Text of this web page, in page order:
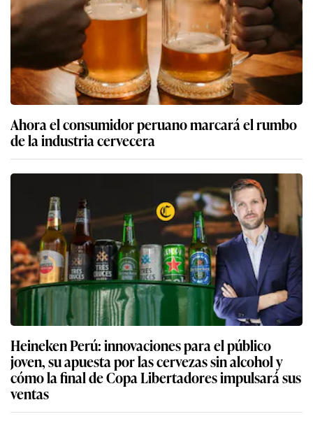
Ahora el consumidor peruano marcará el rumbo
de la industria cervecera
Heineken Perú: innovaciones para el público
joven, su apuesta por las cervezas sin alcohol y
cómo la final de Copa Libertadores impulsará sus
ventas